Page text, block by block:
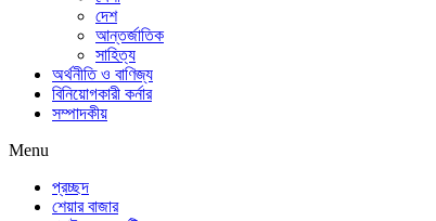
দেশ
আন্তর্জাতিক
সাহিত্য
অর্থনীতি ও বাণিজ্য
বিনিয়োগকারী কর্নার
সম্পাদকীয়
Menu
প্রচ্ছদ
শেয়ার বাজার